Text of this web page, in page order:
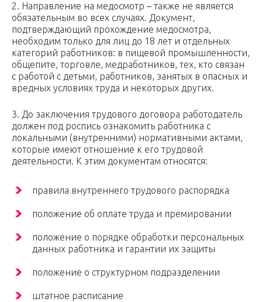
2. Направление на медосмотр – также не является
обязательным во всех случаях. Документ,
подтверждающий прохождение медосмотра,
необходим только для лиц до 18 лет и отдельных
категорий работников: в пищевой промышленности,
общепите, торговле, медработников, тех, кто связан
с работой с детьми, работников, занятых в опасных и
вредных условиях труда и некоторых других.
3. До заключения трудового договора работодатель
должен под роспись ознакомить работника с
локальными (внутренними) нормативными актами,
которые имеют отношение к его трудовой
деятельности. К этим документам относятся:
правила внутреннего трудового распорядка
положение об оплате труда и премировании
положение о порядке обработки персональных
данных работника и гарантии их защиты
положение о структурном подразделении
штатное расписание